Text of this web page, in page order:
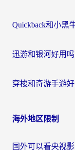
海外地区限制